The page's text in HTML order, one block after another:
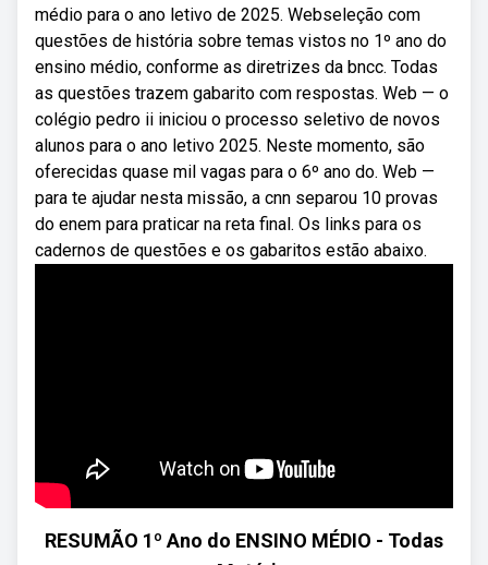
médio para o ano letivo de 2025. Webseleção com
questões de história sobre temas vistos no 1º ano do
ensino médio, conforme as diretrizes da bncc. Todas
as questões trazem gabarito com respostas. Web — o
colégio pedro ii iniciou o processo seletivo de novos
alunos para o ano letivo 2025. Neste momento, são
oferecidas quase mil vagas para o 6º ano do. Web —
para te ajudar nesta missão, a cnn separou 10 provas
do enem para praticar na reta final. Os links para os
cadernos de questões e os gabaritos estão abaixo.
RESUMÃO 1º Ano do ENSINO MÉDIO - Todas